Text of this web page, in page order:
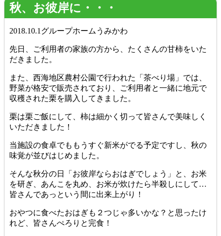
秋、お彼岸に・・・
2018.10.1 グループホームうみかわ
先日、ご利用者の家族の方から、たくさんの甘柿をいた
だきました。
また、西海地区農村公園で行われた「茶べり場」では、
野菜が格安で販売されており、ご利用者と一緒に地元で
収穫された栗を購入してきました。
栗は栗ご飯にして、柿は細かく切って皆さんで美味しく
いただきました！
当施設の食卓でももうすぐ新米がでる予定ですし、秋の
味覚が並びはじめました。
そんな秋分の日「お彼岸ならおはぎでしょう」と、お米
を研ぎ、あんこを丸め、お米が炊けたら半殺しにして…
皆さんであっという間に出来上がり！
おやつに食べたおはぎも２つじゃ多いかな？と思ったけ
れど、皆さんぺろりと完食！